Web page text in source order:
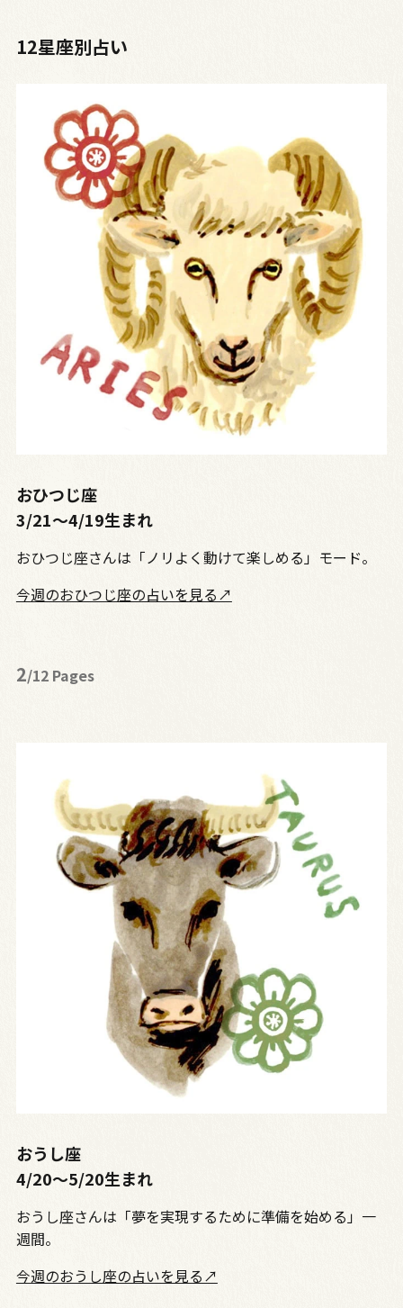
12星座別占い
おひつじ座
3/21～4/19生まれ
おひつじ座さんは「ノリよく動けて楽しめる」モード。
今週のおひつじ座の占いを見る↗
2/12 Pages
おうし座
4/20～5/20生まれ
おうし座さんは「夢を実現するために準備を始める」一
週間。
今週のおうし座の占いを見る↗